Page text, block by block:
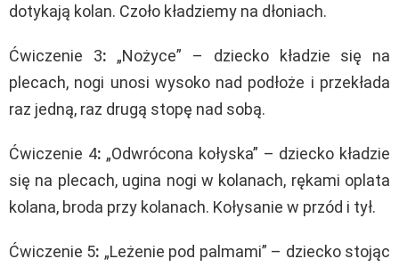
dotykają kolan. Czoło kładziemy na dłoniach.
Ćwiczenie 3: „Nożyce” – dziecko kładzie się na
plecach, nogi unosi wysoko nad podłoże i przekłada
raz jedną, raz drugą stopę nad sobą.
Ćwiczenie 4: „Odwrócona kołyska” – dziecko kładzie
się na plecach, ugina nogi w kolanach, rękami oplata
kolana, broda przy kolanach. Kołysanie w przód i tył.
Ćwiczenie 5: „Leżenie pod palmami” – dziecko stojąc